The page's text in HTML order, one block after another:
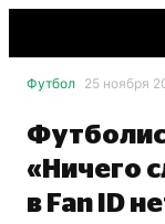
Футбол 25 ноября
«Ничего
в Fan ID